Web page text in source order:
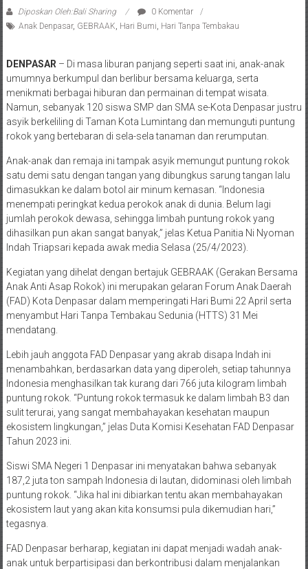
Diposkan Oleh:Bali Sharing
0 Komentar
Anak Denpasar, GEBRAAK Hari Bumi Hari Tanpa Tembakau
DENPASAR – Di masa liburan panjang seperti saat ini, anak-anak
umumnya berkumpul dan berlibur bersama keluarga, serta
menikmati berbagai hiburan dan permainan di tempat wisata.
Namun, sebanyak 120 siswa SMP dan SMA se-Kota Denpasar justru
asyik berkeliling di Taman Kota Lumintang dan memunguti puntung
rokok yang bertebaran di sela-sela tanaman dan rerumputan.
Anak-anak dan remaja ini tampak asyik memungut puntung rokok
satu demi satu dengan tangan yang dibungkus sarung tangan lalu
dimasukkan ke dalam botol air minum kemasan. “Indonesia
menempati peringkat kedua perokok anak di dunia. Belum lagi
jumlah perokok dewasa, sehingga limbah puntung rokok yang
dihasilkan pun akan sangat banyak,” jelas Ketua Panitia Ni Nyoman
Indah Triapsari kepada awak media Selasa (25/4/2023).
Kegiatan yang dihelat dengan bertajuk GEBRAAK (Gerakan Bersama
Anak Anti Asap Rokok) ini merupakan gelaran Forum Anak Daerah
(FAD) Kota Denpasar dalam memperingati Hari Bumi 22 April serta
menyambut Hari Tanpa Tembakau Sedunia (HTTS) 31 Mei
mendatang.
Lebih jauh anggota FAD Denpasar yang akrab disapa Indah ini
menambahkan, berdasarkan data yang diperoleh, setiap tahunnya
Indonesia menghasilkan tak kurang dari 766 juta kilogram limbah
puntung rokok. “Puntung rokok termasuk ke dalam limbah B3 dan
sulit terurai, yang sangat membahayakan kesehatan maupun
ekosistem lingkungan,” jelas Duta Komisi Kesehatan FAD Denpasar
Tahun 2023 ini.
Siswi SMA Negeri 1 Denpasar ini menyatakan bahwa sebanyak
187,2 juta ton sampah Indonesia di lautan, didominasi oleh limbah
puntung rokok. “Jika hal ini dibiarkan tentu akan membahayakan
ekosistem laut yang akan kita konsumsi pula dikemudian hari,”
tegasnya.
FAD Denpasar berharap, kegiatan ini dapat menjadi wadah anak-
anak untuk berpartisipasi dan berkontribusi dalam menjalankan